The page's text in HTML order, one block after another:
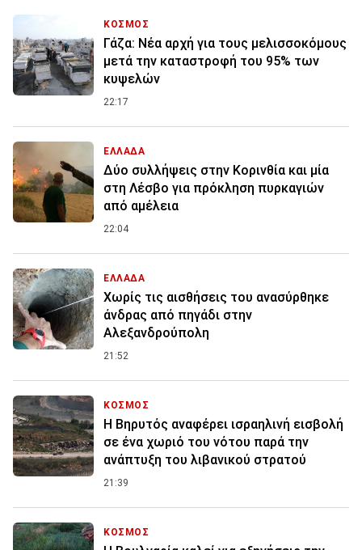
ΚΟΣΜΟΣ
Γάζα: Νέα αρχή για τους μελισσοκόμους
μετά την καταστροφή του 95% των
κυψελών
22:17
ΕΛΛΑΔΑ
Δύο συλλήψεις στην Κορινθία και μία
στη Λέσβο για πρόκληση πυρκαγιών
από αμέλεια
22:04
ΕΛΛΑΔΑ
Χωρίς τις αισθήσεις του ανασύρθηκε
άνδρας από πηγάδι στην
Αλεξανδρούπολη
21:52
ΚΟΣΜΟΣ
Η Βηρυτός αναφέρει ισραηλινή εισβολή
σε ένα χωριό του νότου παρά την
ανάπτυξη του λιβανικού στρατού
21:39
ΚΟΣΜΟΣ